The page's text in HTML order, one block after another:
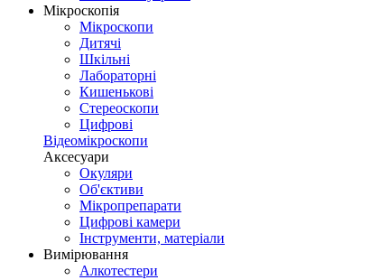
Мікроскопія
Мікроскопи
Дитячі
Шкільні
Лабораторні
Кишенькові
Стереоскопи
Цифрові
Відеомікроскопи
Аксесуари
Окуляри
Об'єктиви
Мікропрепарати
Цифрові камери
Інструменти, матеріали
Вимірювання
Алкотестери